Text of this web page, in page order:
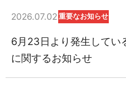
2026.07.02 重要なお知らせ
6月23日より発生してい
に関するお知らせ